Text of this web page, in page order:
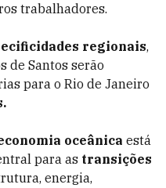
trabalhadores.
regionais,
de Santos serão
para o Rio de Janeiro
oceânica está
para as transições
energia,